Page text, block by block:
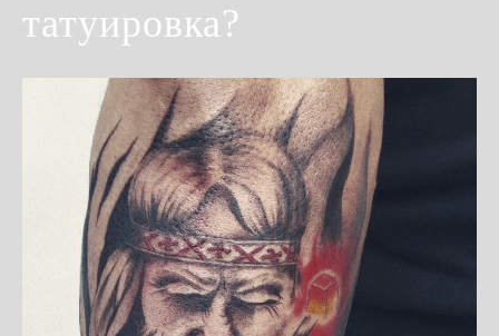
татуировка?